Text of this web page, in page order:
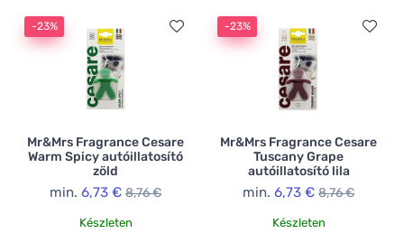
-23%
Mr&Mrs Fragrance Cesare
Warm Spicy autóillatosító
zöld
min. 6,73 € 8,76 €
Készleten
-23%
Mr&Mrs Fragrance Cesare
Tuscany Grape
autóillatosító lila
min. 6,73 € 8,76 €
Készleten